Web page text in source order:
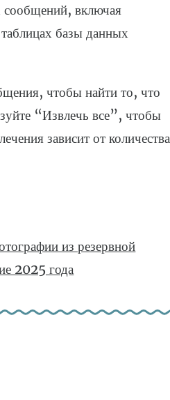
сообщений, включая
базы данных
чтобы найти то, что
“Извлечь все”, чтобы
зависит от количества
из резервной
2025 года